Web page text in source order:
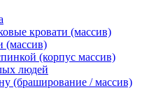
кровати (массив)
(массив)
(корпус массив)
людей
(браширование / массив)